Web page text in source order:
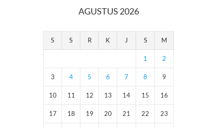
AGUSTUS 2026
S S R K J S M
1 2
3 4 5 6 7 8 9
10 11 12 13 14 15 16
17 18 19 20 21 22 23